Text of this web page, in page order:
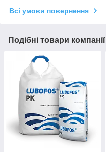
Всі умови повернення
Подібні товари компанії